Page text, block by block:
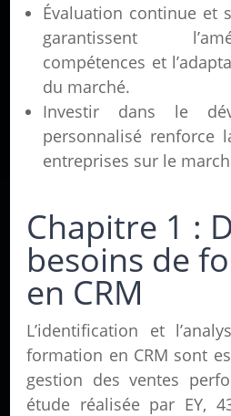
Évaluation continue et
garantissent
compétences et
du marché.
Investir dans le
personnalisé renforce
entreprises sur le
Chapitre 1 :
besoins de
en CRM
L’identification et
formation en CRM sont
gestion des ventes
étude réalisée par EY,